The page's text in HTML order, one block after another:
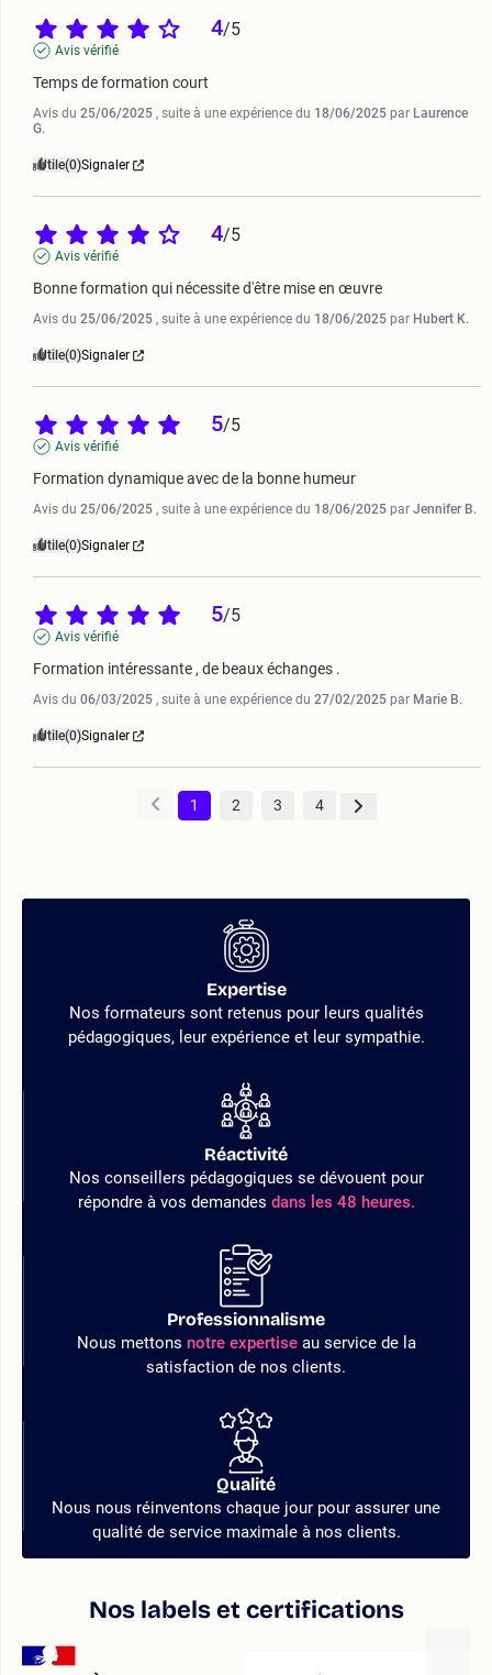
4/5
Avis vérifié
Temps de formation court
Avis du 25/06/2025 , suite à une expérience du 18/06/2025 par Laurence
G.
Utile(0)Signaler
4/5
Avis vérifié
Bonne formation qui nécessite d'être mise en œuvre
Avis du 25/06/2025 , suite à une expérience du 18/06/2025 par Hubert K.
Utile(0)Signaler
5/5
Avis vérifié
Formation dynamique avec de la bonne humeur
Avis du 25/06/2025 , suite à une expérience du 18/06/2025 par Jennifer B.
Utile(0)Signaler
5/5
Avis vérifié
Formation intéressante , de beaux échanges .
Avis du 06/03/2025 , suite à une expérience du 27/02/2025 par Marie B.
Utile(0)Signaler
1 2 3 4
Expertise
Nos formateurs sont retenus pour leurs qualités
pédagogiques, leur expérience et leur sympathie.
Réactivité
Nos conseillers pédagogiques se dévouent pour
répondre à vos demandes dans les 48 heures.
Professionnalisme
Nous mettons notre expertiseau service de la
satisfaction de nos clients.
Qualité
Nous nous réinventons chaque jour pour assurer une
qualité de service maximale à nos clients.
Nos labels et certifications